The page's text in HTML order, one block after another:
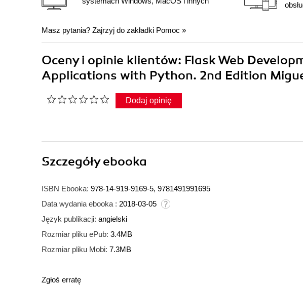
Masz pytania? Zajrzyj do zakładki Pomoc »
Oceny i opinie klientów: Flask Web
Applications with Python. 2nd Edition
Dodaj opinię
Szczegółyebooka
ISBN Ebooka: 978-14-919-9169-5, 9781491991695
Data wydania ebooka : 2018-03-05
Język publikacji: angielski
Rozmiar pliku ePub: 3.4MB
Rozmiar pliku Mobi: 7.3MB
Zgłoś erratę